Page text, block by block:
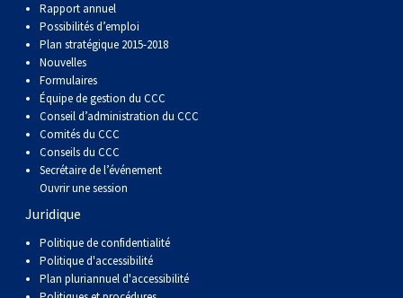
Rapport annuel
Possibilités d’emploi
Plan stratégique 2015-2018
Nouvelles
Formulaires
Équipe de gestion du CCC
Conseil d’administration du CCC
Comités du CCC
Conseils du CCC
Secrétaire de l’événement
Ouvrir une session
Juridique
Politique de confidentialité
Politique d'accessibilité
Plan pluriannuel d'accessibilité